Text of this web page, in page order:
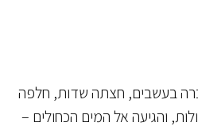
בעשבים, חצתה שדות, חלפה
והגיעה אל המים הכחולים –